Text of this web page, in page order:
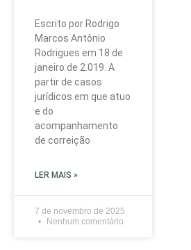
Escrito por Rodrigo
Marcos Antônio
Rodrigues em 18 de
janeiro de 2.019. A
partir de casos
jurídicos em que atuo
e do
acompanhamento
de correição
LER MAIS »
7 de novembro de 2025
Nenhum comentário